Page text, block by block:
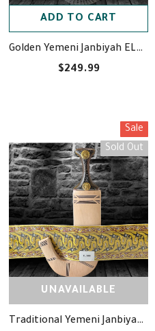
ADD TO CART
Golden Yemeni Janbiyah ELA20- جنبية ذهبيه مع جلد
$249.99
Sale
Sold Out
UNAVAILABLE
Traditional Yemeni Janbiyah -ELA09- جنبية يمنية تقليدية